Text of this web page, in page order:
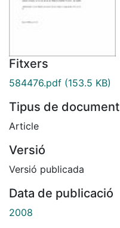
Fitxers
584476.pdf (153.5 KB)
Tipus de document
Article
Versió
Versió publicada
Data de publicació
2008